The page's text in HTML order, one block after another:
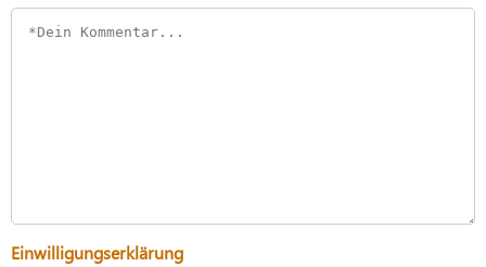
Einwilligungserklärung